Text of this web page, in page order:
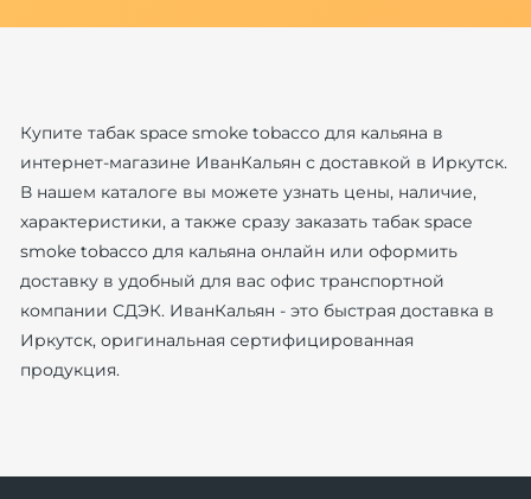
Купите табак space smoke tobacco для кальяна в
интернет-магазине ИванКальян с доставкой в Иркутск.
В нашем каталоге вы можете узнать цены, наличие,
характеристики, а также сразу заказать табак space
smoke tobacco для кальяна онлайн или оформить
доставку в удобный для вас офис транспортной
компании СДЭК. ИванКальян - это быстрая доставка в
Иркутск, оригинальная сертифицированная
продукция.